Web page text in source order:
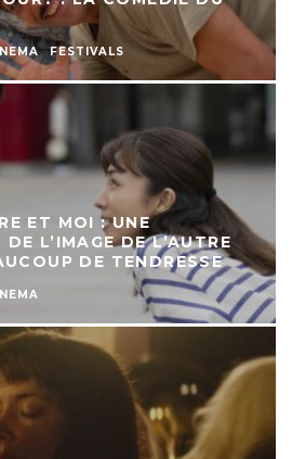
FESTIVALS
ET MOI : UNE
L’IMAGE DE L’AUTRE
DE TENDRESSE